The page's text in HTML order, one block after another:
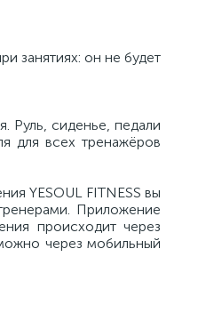
занятиях: он не будет
Руль, сиденье, педали
для всех тренажёров
YESOUL FITNESS вы
Приложение
происходит через
через мобильный